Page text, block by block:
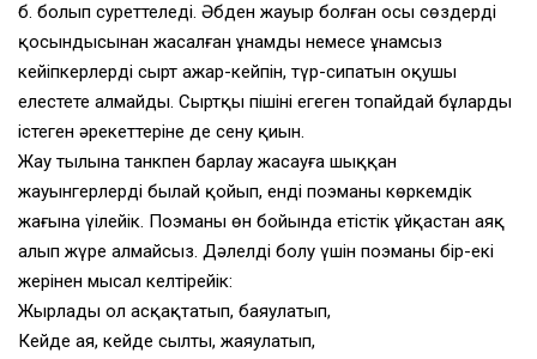
б. болып суреттеледі. Әбден жауыр болған осы сөздердің
қосындысынан жасалған ұнамды немесе ұнамсыз
кейіпкерлердің сырт ажар-кейпін, түр-сипатын оқушы
елестете алмайды. Сыртқы пішіні егеген топайдай бұлардың
істеген әрекеттеріне де сену қиын.
Жау тылына танкпен барлау жасауға шыққан
жауынгерлерді былай қойып, енді поэманың көркемдік
жағына үңілейік. Поэманың өн бойында етістік ұйқастан аяқ
алып жүре алмайсыз. Дәлелді болу үшін поэманың бір-екі
жерінен мысал келтірейік:
Жырлады ол асқақтатып, баяулатып,
Кейде аяң, кейде сылтың, жаяулатып,